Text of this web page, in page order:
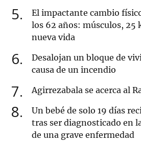
5
El impactante cambio
los 62 años: músculos, 25
nueva vida
6
Desalojan un bloque de
causa de un incendio
7 Agirrezabala se acerca al
8
Un bebé de solo 19 días
tras ser diagnosticado en
de una grave enfermedad